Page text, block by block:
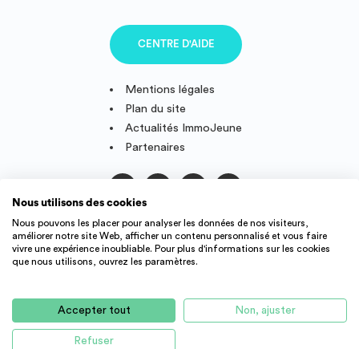
Mentions légales
Plan du site
Actualités ImmoJeune
Partenaires
CENTRE D'AIDE
Suivez-nous
Des offres de logement étudiant et jeune actif dans toute la
France : résidence étudiant, agence immobilière, location
d'appartement, studio, colocation, etc.
Nous utilisons des cookies
Nous pouvons les placer pour analyser les données de nos visiteurs,
améliorer notre site Web, afficher un contenu personnalisé et vous faire
vivre une expérience inoubliable. Pour plus d'informations sur les cookies
que nous utilisons, ouvrez les paramètres.
Accepter tout Non, ajuster
Refuser